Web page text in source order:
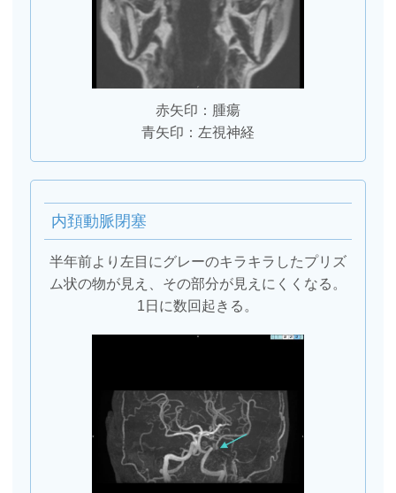
赤矢印：腫瘍
青矢印：左視神経
内頚動脈閉塞
半年前より左目にグレーのキラキラしたプリズ
ム状の物が見え、その部分が見えにくくなる。
1日に数回起きる。